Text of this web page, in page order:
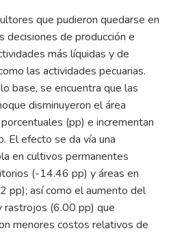
que pudieron quedarse en
decisiones de producción e
más líquidas y de
las actividades pecuarias.
base, se encuentra que las
disminuyeron el área
(pp) e incrementan
El efecto se da vía una
en cultivos permanentes
(-14.46 pp) y áreas en
pp); así como el aumento del
rastrojos (6.00 pp) que
menores costos relativos de